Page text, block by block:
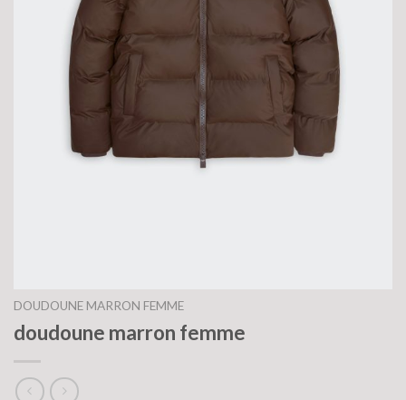
DOUDOUNE MARRON FEMME
doudoune marron femme